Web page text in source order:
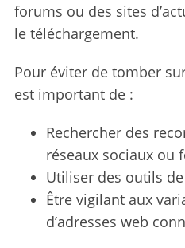
forums ou des sites
le téléchargement.
Pour éviter de tomber
est important de :
Rechercher des
réseaux sociaux ou
Utiliser des outils de
Être vigilant aux
d’adresses web